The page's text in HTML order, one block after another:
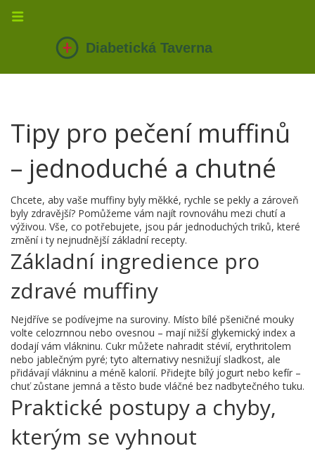
Tipy pro pečení muffinů
– jednoduché a chutné
Chcete, aby vaše muffiny byly měkké, rychle se pekly a zároveň
byly zdravější? Pomůžeme vám najít rovnováhu mezi chutí a
výživou. Vše, co potřebujete, jsou pár jednoduchých triků, které
změní i ty nejnudnější základní recepty.
Základní ingredience pro
zdravé muffiny
Nejdříve se podívejme na suroviny. Místo bílé pšeničné mouky
volte celozrnnou nebo ovesnou – mají nižší glykemický index a
dodají vám vlákninu. Cukr můžete nahradit stévií, erythritolem
nebo jablečným pyré; tyto alternativy nesnižují sladkost, ale
přidávají vlákninu a méně kalorií. Přidejte bílý jogurt nebo kefír –
chuť zůstane jemná a těsto bude vláčné bez nadbytečného tuku.
Praktické postupy a chyby,
kterým se vyhnout